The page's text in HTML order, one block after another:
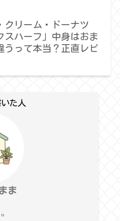
クリーム・ドーナツ
スハーフ」中身はおま
うって本当？正直レビ
た人
ま